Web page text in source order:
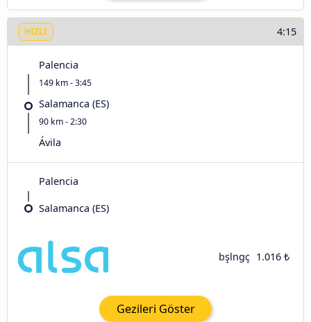
HIZLI 4:15
Palencia
149 km - 3:45
Salamanca (ES)
90 km - 2:30
Ávila‎
Palencia
Salamanca (ES)
bşlngç 1.016 ₺
Gezileri Göster